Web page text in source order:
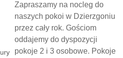
Zapraszamy na nocleg do
naszych pokoi w Dzierzgoniu
przez cały rok. Gościom
oddajemy do dyspozycji
pokoje 2 i 3 osobowe. Pokoje